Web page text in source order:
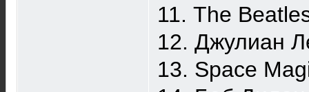
11. The
12. Джулиан
13. Space